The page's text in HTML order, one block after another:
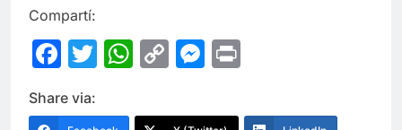
Compartí:
Facebook
Twitter
WhatsApp
CopyMessenger
Share via: